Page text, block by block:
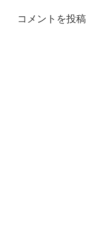
コメントを投稿